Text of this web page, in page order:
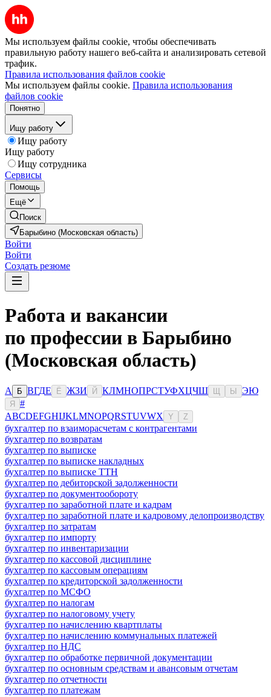
Мы используем файлы cookie, чтобы обеспечивать
правильную работу нашего веб-сайта и анализировать сетевой
трафик.
Правила использования файлов cookie
Мы используем файлы cookie. Правила использования
файлов cookie
Понятно
Ищу работу
Ищу работу
Ищу работу
Ищу сотрудника
Сервисы
Помощь
Ещё
Поиск
Барыбино (Московская область)
Войти
Войти
Создать резюме
Работа и вакансии
по профессии в Барыбино
(Московская область)
А Б ВГДЕ Ё ЖЗИ Й КЛМНОПРСТУФХЦЧШ Ы ЭЮ
Я
#
ABCDEFGHIJKLMNOPQRSTUVWX Y Z
бухгалтер по взаиморасчетам с контрагентами
бухгалтер по возвратам
бухгалтер по выписке
бухгалтер по выписке накладных
бухгалтер по выписке ТТН
бухгалтер по дебиторской задолженности
бухгалтер по документообороту
бухгалтер по заработной плате и кадрам
бухгалтер по заработной плате и кадровому делопроизводству
бухгалтер по затратам
бухгалтер по импорту
бухгалтер по инвентаризации
бухгалтер по кассовой дисциплине
бухгалтер по кассовым операциям
бухгалтер по кредиторской задолженности
бухгалтер по МСФО
бухгалтер по налогам
бухгалтер по налоговому учету
бухгалтер по начислению квартплаты
бухгалтер по начислению коммунальных платежей
бухгалтер по НДС
бухгалтер по обработке первичной документации
бухгалтер по основным средствам и авансовым отчетам
бухгалтер по отчетности
бухгалтер по платежам